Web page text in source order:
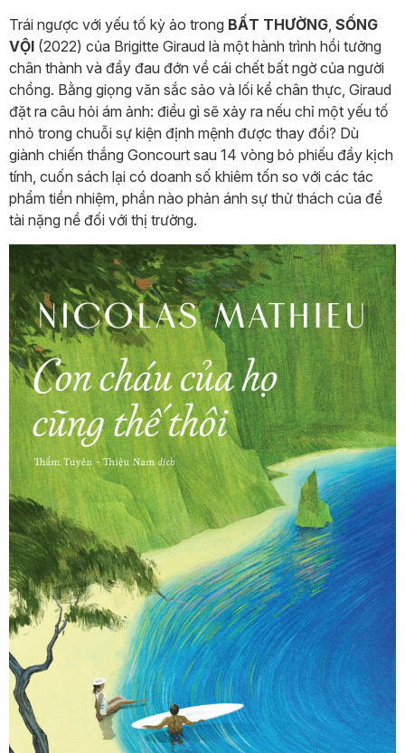
Trái ngược với yếu tố kỳ ảo trong BẤT THƯỜNG, SỐNG
VỘI (2022) của Brigitte Giraud là một hành trình hồi tưởng
chân thành và đầy đau đớn về cái chết bất ngờ của người
chồng. Bằng giọng văn sắc sảo và lối kể chân thực, Giraud
đặt ra câu hỏi ám ảnh: điều gì sẽ xảy ra nếu chỉ một yếu tố
nhỏ trong chuỗi sự kiện định mệnh được thay đổi? Dù
giành chiến thắng Goncourt sau 14 vòng bỏ phiếu đầy kịch
tính, cuốn sách lại có doanh số khiêm tốn so với các tác
phẩm tiền nhiệm, phần nào phản ánh sự thử thách của đề
tài nặng nề đối với thị trường.